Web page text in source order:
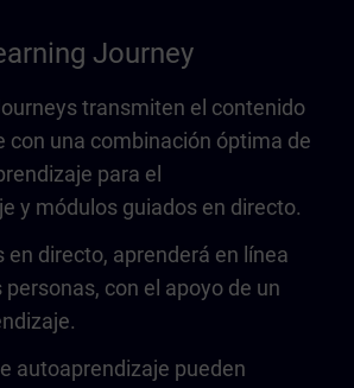
Journey
transmiten el contenido
con una combinación óptima de
para el
y módulos guiados en directo.
en directo, aprenderá en línea
con el apoyo de un
autoaprendizaje pueden